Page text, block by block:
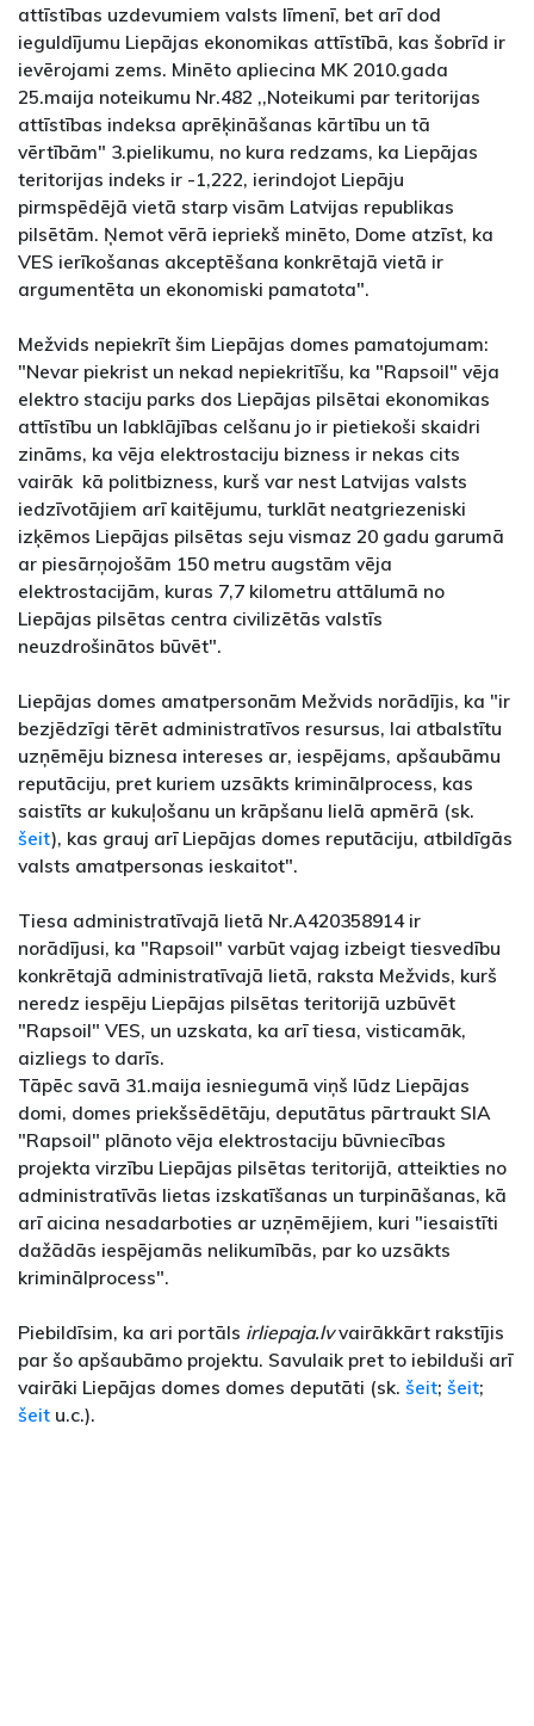
attīstības uzdevumiem valsts līmenī, bet arī dod
ieguldījumu Liepājas ekonomikas attīstībā, kas šobrīd ir
ievērojami zems. Minēto apliecina MK 2010.gada
25.maija noteikumu Nr.482 ,,Noteikumi par teritorijas
attīstības indeksa aprēķināšanas kārtību un tā
vērtībām" 3.pielikumu, no kura redzams, ka Liepājas
teritorijas indeks ir -1,222, ierindojot Liepāju
pirmspēdējā vietā starp visām Latvijas republikas
pilsētām. Ņemot vērā iepriekš minēto, Dome atzīst, ka
VES ierīkošanas akceptēšana konkrētajā vietā ir
argumentēta un ekonomiski pamatota".
Mežvids nepiekrīt šim Liepājas domes pamatojumam:
"Nevar piekrist un nekad nepiekritīšu, ka "Rapsoil" vēja
elektro staciju parks dos Liepājas pilsētai ekonomikas
attīstību un labklājības celšanu jo ir pietiekoši skaidri
zināms, ka vēja elektrostaciju bizness ir nekas cits
vairāk kā politbizness, kurš var nest Latvijas valsts
iedzīvotājiem arī kaitējumu, turklāt neatgriezeniski
izķēmos Liepājas pilsētas seju vismaz 20 gadu garumā
ar piesārņojošām 150 metru augstām vēja
elektrostacijām, kuras 7,7 kilometru attālumā no
Liepājas pilsētas centra civilizētās valstīs
neuzdrošinātos būvēt".
Liepājas domes amatpersonām Mežvids norādījis, ka "ir
bezjēdzīgi tērēt administratīvos resursus, lai atbalstītu
uzņēmēju biznesa intereses ar, iespējams, apšaubāmu
reputāciju, pret kuriem uzsākts kriminālprocess, kas
saistīts ar kukuļošanu un krāpšanu lielā apmērā (sk.
šeit), kas grauj arī Liepājas domes reputāciju, atbildīgās
valsts amatpersonas ieskaitot".
Tiesa administratīvajā lietā Nr.A420358914 ir
norādījusi, ka "Rapsoil" varbūt vajag izbeigt tiesvedību
konkrētajā administratīvajā lietā, raksta Mežvids, kurš
neredz iespēju Liepājas pilsētas teritorijā uzbūvēt
"Rapsoil" VES, un uzskata, ka arī tiesa, visticamāk,
aizliegs to darīs.
Tāpēc savā 31.maija iesniegumā viņš lūdz Liepājas
domi, domes priekšsēdētāju, deputātus pārtraukt SIA
"Rapsoil" plānoto vēja elektrostaciju būvniecības
projekta virzību Liepājas pilsētas teritorijā, atteikties no
administratīvās lietas izskatīšanas un turpināšanas, kā
arī aicina nesadarboties ar uzņēmējiem, kuri "iesaistīti
dažādās iespējamās nelikumībās, par ko uzsākts
kriminālprocess".
Piebildīsim, ka ari portāls irliepaja.lvvairākkārt rakstījis
par šo apšaubāmo projektu. Savulaik pret to iebilduši arī
vairāki Liepājas domes domes deputāti (sk. šeit; šeit;
šeit u.c.).